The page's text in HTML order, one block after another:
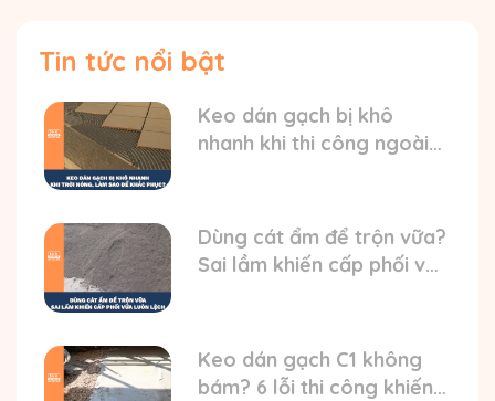
Tin tức nổi bật
Keo dán gạch bị khô
nhanh khi thi công ngoài
Dùng cát ẩm để trộn vữa?
Sai lầm khiến cấp phối vữa
Keo dán gạch C1 không
bám? 6 lỗi thi công khiến